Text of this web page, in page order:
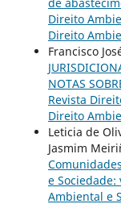
Direito
Direito
Francisco
NOTAS
Revista
Direito
Leticia de
Jasmim
e Sociedade:
Ambiental e